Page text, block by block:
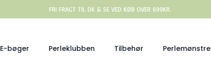
FRI FRAGT TIL DK & SE VED KØB OVER 699KR.
E-bøger Perleklubben Tilbehør Perlemønstre